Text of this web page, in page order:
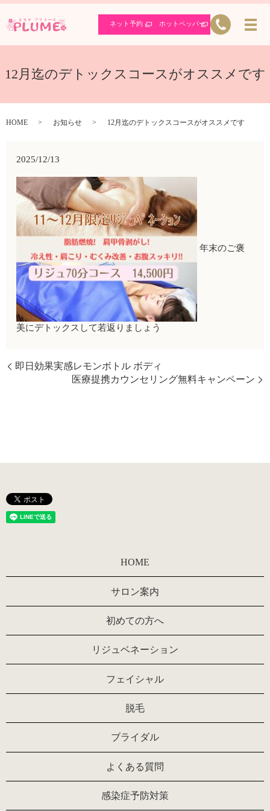
ネット予約 ホットペッパー
12月迄のデトックスコースがオススメです
HOME お知らせ 12月迄のデトックスコースがオススメです
2025/12/13
年末のご褒
美にデトックスして若返りましょう
即日効果実感レモンボトル ボディ
医療提携カウンセリング無料キャンペーン
HOME
サロン案内
初めての方へ
リジュベネーション
フェイシャル
脱毛
ブライダル
よくある質問
感染症予防対策